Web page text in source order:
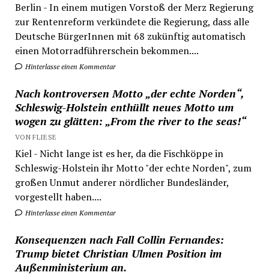
Berlin - In einem mutigen Vorstoß der Merz Regierung
zur Rentenreform verkündete die Regierung, dass alle
Deutsche BürgerInnen mit 68 zukünftig automatisch
einen Motorradführerschein bekommen....
Hinterlasse einen Kommentar
Nach kontroversen Motto „der echte Norden“,
Schleswig-Holstein enthüllt neues Motto um
wogen zu glätten: „From the river to the seas!“
VON FLIESE
Kiel - Nicht lange ist es her, da die Fischköppe in
Schleswig-Holstein ihr Motto "der echte Norden", zum
großen Unmut anderer nördlicher Bundesländer,
vorgestellt haben....
Hinterlasse einen Kommentar
Konsequenzen nach Fall Collin Fernandes:
Trump bietet Christian Ulmen Position im
Außenministerium an.